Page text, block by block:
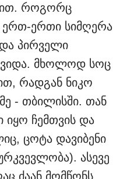
როგორც
ერთ-ერთი სიმღერა
პირველი
მხოლოდ სოც
რადგან ნიკო
- თბილისში. თან
იყო ჩემთვის და
ცოტა დავიბენი
ასევე
ძაან მომწონს,